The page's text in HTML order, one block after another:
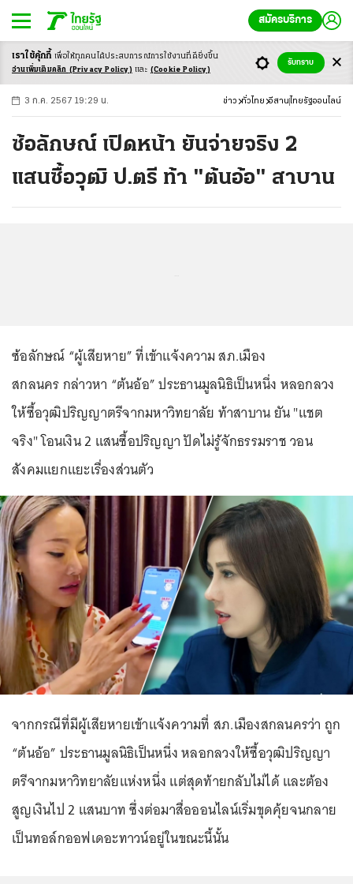
สมัครบริการ
-ก ก ก+
3 ก.ค. 2567 19:29 น. ข่าว ทั่วไทย อีสาน ไทยรัฐออนไลน์
ซ้อลักษณ์ เปิดหน้า ยันจ่ายจริง 2
แสนซื้อวุฒิ ป.ตรี ท้า "ต้นอ้อ" สาบาน
ซ้อลักษณ์ “ผู้เสียหาย” ที่เข้าแจ้งความ สภ.เมือง
สกลนคร กล่าวหา “ต้นอ้อ” ประธานมูลนิธิเป็นหนึ่ง หลอกลวง
ให้ซื้อวุฒิปริญญาตรีจากมหาวิทยาลัย ท้าสาบาน ยัน "แชต
จริง" โอนเงิน 2 แสนซื้อปริญญา ปัดไม่รู้จักธรรมราช วอน
สังคมแยกแยะเรื่องส่วนตัว
จากกรณีที่มีผู้เสียหายเข้าแจ้งความที่ สภ.เมืองสกลนครว่า ถูก
“ต้นอ้อ” ประธานมูลนิธิเป็นหนึ่ง หลอกลวงให้ซื้อวุฒิปริญญา
ตรีจากมหาวิทยาลัยแห่งหนึ่ง แต่สุดท้ายกลับไม่ได้ และต้อง
สูญเงินไป 2 แสนบาท ซึ่งต่อมาสื่อออนไลน์เริ่มขุดคุ้ยจนกลาย
เป็นทอล์กออฟเดอะทาวน์อยู่ในขณะนี้นั้น
เราใช้คุ้กกี้ เพื่อให้ทุกคนได้ประสบการณ์การใช้งานที่ดียิ่งขึ้น
อ่านเพิ่มเติมคลิก (Privacy Policy) และ (Cookie Policy)
รับทราบ